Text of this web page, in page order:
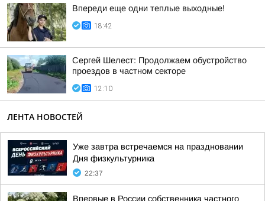
Впереди еще одни теплые выходные!
18:42
Сергей Шелест: Продолжаем обустройство
проездов в частном секторе
12:10
ЛЕНТА НОВОСТЕЙ
Уже завтра встречаемся на праздновании
Дня физкультурника
22:37
Впервые в России собственника частного